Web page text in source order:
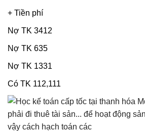
+ Tiền phí
Nợ TK 3412
Nợ TK 635
Nợ TK 1331
Có TK 112,111